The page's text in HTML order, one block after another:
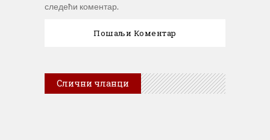
следећи коментар.
Слични чланци